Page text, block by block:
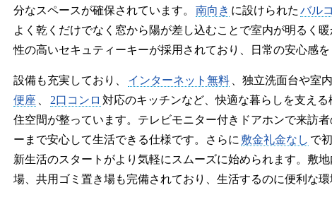
分なスペースが確保されています。
南向き に設けられた バル
よく乾くだけでなく窓から陽が差し込むことで室内が明るく
性の高いセキュティーキーが採用されており、日常の安心感を
設備も充実しており、 インターネット無料 、独立洗面台や室
便座
2口コンロ 対応のキッチンなど、快適な暮らしを支え
住空間が整っています。テレビモニター付きドアホンで来訪
ーまで安心して生活できる仕様です。さらに 敷金礼金なし で
新生活のスタートがより気軽にスムーズに始められます。敷地
場、共用ゴミ置き場も完備されており、生活するのに便利な環